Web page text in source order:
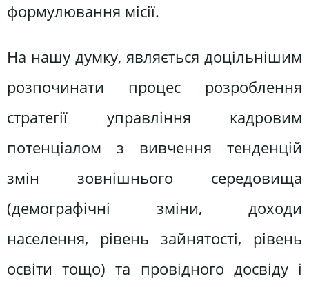
формулювання місії.
На нашу думку, являється доцільнішим
розпочинати процес розроблення
стратегії управління кадровим
потенціалом з вивчення тенденцій
змін зовнішнього середовища
(демографічні зміни, доходи
населення, рівень зайнятості, рівень
освіти тощо) та провідного досвіду і